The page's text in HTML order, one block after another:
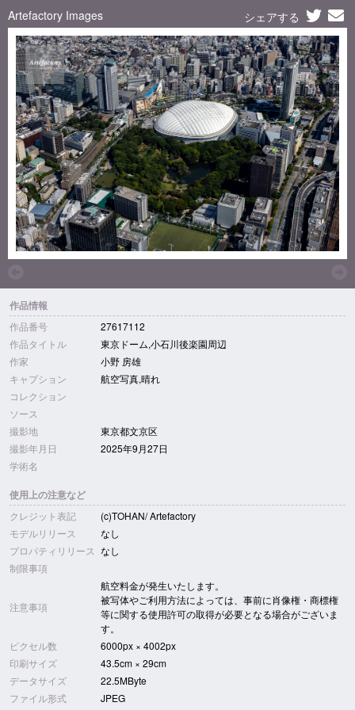
Artefactory Images シェアする
作品情報
作品番号
27617112
作品タイトル
東京ドーム,小石川後楽園周辺
作家
小野 房雄
キャプション
航空写真,晴れ
コレクション
ソース
撮影地
東京都文京区
撮影年月日
2025年9月27日
学術名
使用上の注意など
クレジット表記
(c)TOHAN/ Artefactory
モデルリリース
なし
プロパティリリース なし
制限事項
注意事項
航空料金が発生いたします。
被写体やご利用方法によっては、事前に肖像権・商標権
等に関する使用許可の取得が必要となる場合がございま
す。
ピクセル数
6000px × 4002px
印刷サイズ
43.5cm × 29cm
データサイズ
22.5MByte
ファイル形式
JPEG